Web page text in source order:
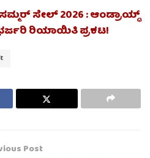
ಸೇಲ್ 2026 : ಆಂಡ್ರಾಯ್ಡ್
ರಿಯಾಯಿತಿ ಪ್ರಕಟ!
Post